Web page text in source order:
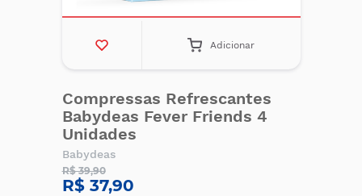
Adicionar
Compressas Refrescantes
Babydeas Fever Friends 4
Unidades
Babydeas
R$ 39,90
R$ 37,90